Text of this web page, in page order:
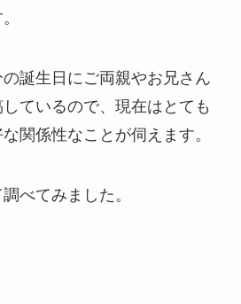
誕生日にご両親やお兄さん
ているので、現在はとても
関係性なことが伺えます。
べてみました。